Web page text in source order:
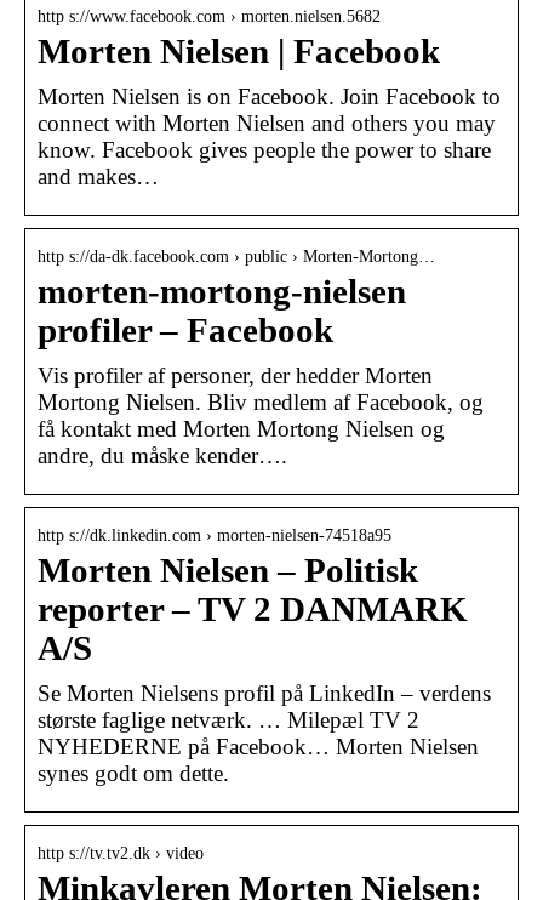
http s://www.facebook.com › morten.nielsen.5682
Morten Nielsen | Facebook
Morten Nielsen is on Facebook. Join Facebook to
connect with Morten Nielsen and others you may
know. Facebook gives people the power to share
and makes…
http s://da-dk.facebook.com › public › Morten-Mortong…
morten-mortong-nielsen
profiler – Facebook
Vis profiler af personer, der hedder Morten
Mortong Nielsen. Bliv medlem af Facebook, og
få kontakt med Morten Mortong Nielsen og
andre, du måske kender….
http s://dk.linkedin.com › morten-nielsen-74518a95
Morten Nielsen – Politisk
reporter – TV 2 DANMARK
A/S
Se Morten Nielsens profil på LinkedIn – verdens
største faglige netværk. … Milepæl TV 2
NYHEDERNE på Facebook… Morten Nielsen
synes godt om dette.
http s://tv.tv2.dk › video
Minkavleren Morten Nielsen: